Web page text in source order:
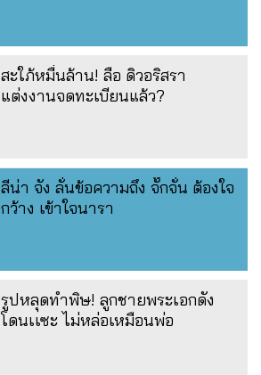
สะใภ้หมื่นล้าน! ลือ ดิวอริสรา
แต่งงานจดทะเบียนแล้ว?
ลีน่า จัง ลั่นข้อความถึง จั๊กจั่น ต้องใจ
กว้าง เข้าใจนารา
รูปหลุดทำพิษ! ลูกชายพระเอกดัง
โดนเเซะ ไม่หล่อเหมือนพ่อ